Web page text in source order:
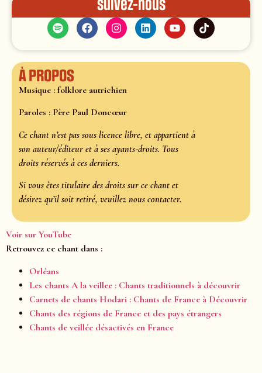
Suivez-nous
À propos
Musique : folklore autrichien
Paroles : Père Paul Doncœur
Ce chant n’est pas sous licence libre, et appartient à
son auteur/éditeur et à ses ayants-droits. Tous
droits réservés à ces derniers.
Si vous êtes titulaire des droits sur ce chant et
désirez qu’il soit retiré, veuillez nous contacter.
Voir sur YouTube
Retrouvez ce chant dans :
Orléans
Les chants A la veillee : Chants traditionnels à découvrir
Carnets de chants Hodari : Chants de France à Découvrir
Chants des régions de France et des pays étrangers
Chants de veillée désactivés en France